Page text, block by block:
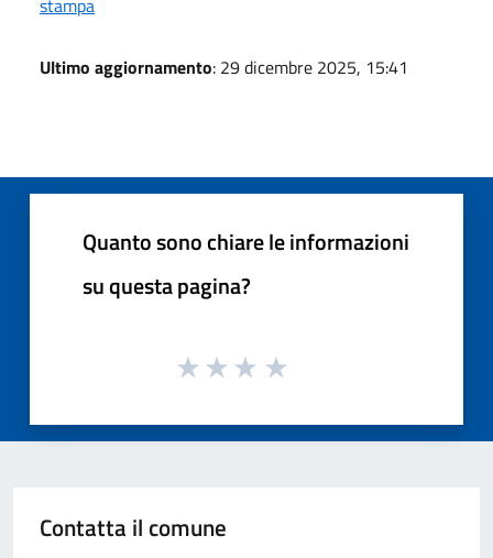
Ultimo aggiornamento: 29 dicembre 2025, 15:41
Quanto sono chiare le informazioni
su questa pagina?
Contatta il comune